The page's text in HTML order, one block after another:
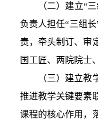
（二）建立“三
负责人担任“三组
责，牵头制订、审
国工匠、两院院士
（三）建立教学
推进教学关键要素
课程的核心作用，